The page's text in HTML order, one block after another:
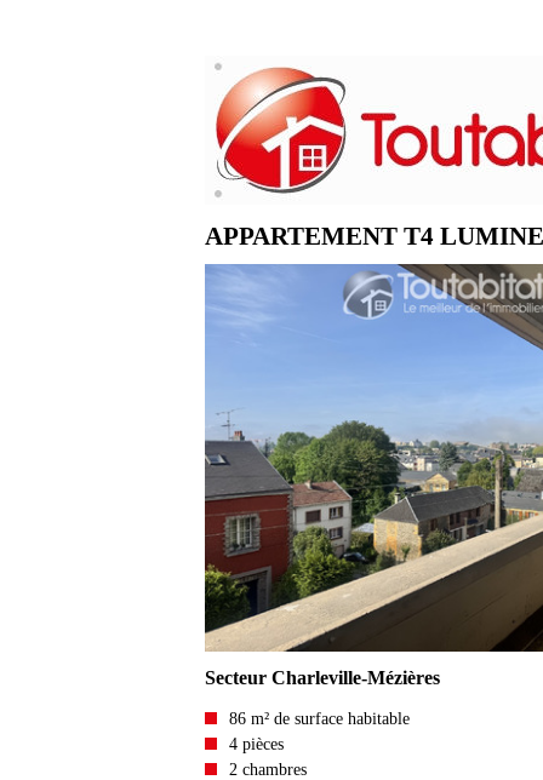
APPARTEMENT T4
Secteur Charleville-Mézières
86 m² de surface habitable
4 pièces
2 chambres